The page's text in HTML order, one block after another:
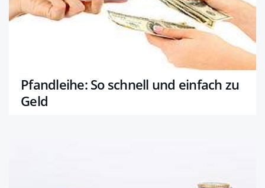
Pfandleihe: So schnell und einfach zu
Geld